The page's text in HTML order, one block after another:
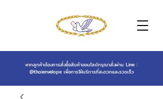
หากลูกค้าต้องการสั่งซื้อสินค้าออนไลน์กรุณาสั่งผ่าน Line :
@thaienvelopeเพื่อการให้บริการที่สะดวกและรวดเร็ว